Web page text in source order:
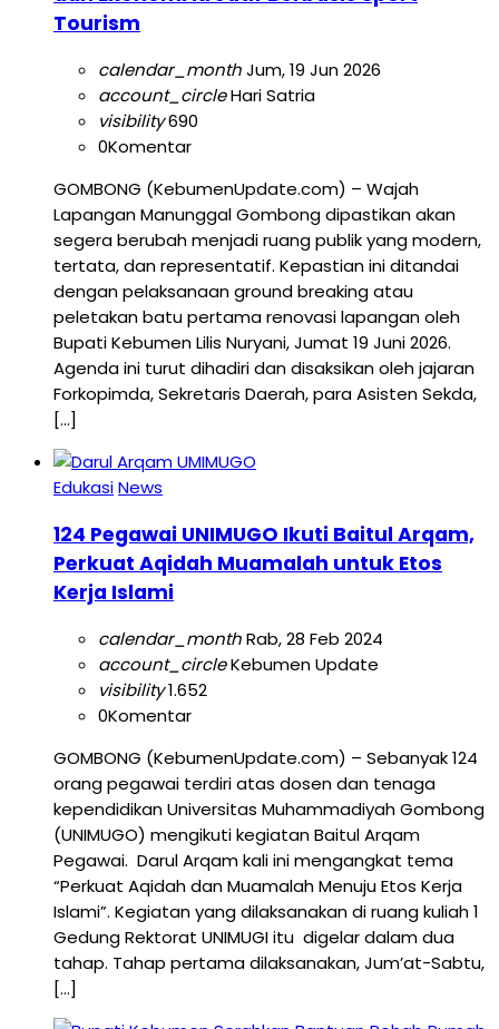
Tourism
calendar_monthJum, 19 Jun 2026
account_circleHari Satria
visibility690
0Komentar
GOMBONG (KebumenUpdate.com) – Wajah
Lapangan Manunggal Gombong dipastikan akan
segera berubah menjadi ruang publik yang modern,
tertata, dan representatif. Kepastian ini ditandai
dengan pelaksanaan ground breaking atau
peletakan batu pertama renovasi lapangan oleh
Bupati Kebumen Lilis Nuryani, Jumat 19 Juni 2026.
Agenda ini turut dihadiri dan disaksikan oleh jajaran
Forkopimda, Sekretaris Daerah, para Asisten Sekda,
[…]
EdukasiNews
124 Pegawai UNIMUGO Ikuti Baitul Arqam,
Perkuat Aqidah Muamalah untuk Etos
Kerja Islami
calendar_monthRab, 28 Feb 2024
account_circleKebumen Update
visibility1.652
0Komentar
GOMBONG (KebumenUpdate.com) – Sebanyak 124
orang pegawai terdiri atas dosen dan tenaga
kependidikan Universitas Muhammadiyah Gombong
(UNIMUGO) mengikuti kegiatan Baitul Arqam
Pegawai. Darul Arqam kali ini mengangkat tema
“Perkuat Aqidah dan Muamalah Menuju Etos Kerja
Islami”. Kegiatan yang dilaksanakan di ruang kuliah 1
Gedung Rektorat UNIMUGI itu digelar dalam dua
tahap. Tahap pertama dilaksanakan, Jum’at-Sabtu,
[…]